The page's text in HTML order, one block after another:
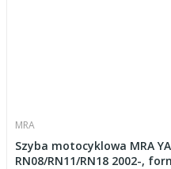
MRA
Szyba motocyklowa MRA
RN08/RN11/RN18 2002-,